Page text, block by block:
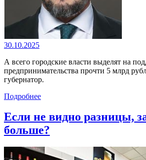
30.10.2025
А всего городские власти выделят на
предпринимательства прочти 5 млрд
губернатор.
Подробнее
Если не видно разницы,
больше?